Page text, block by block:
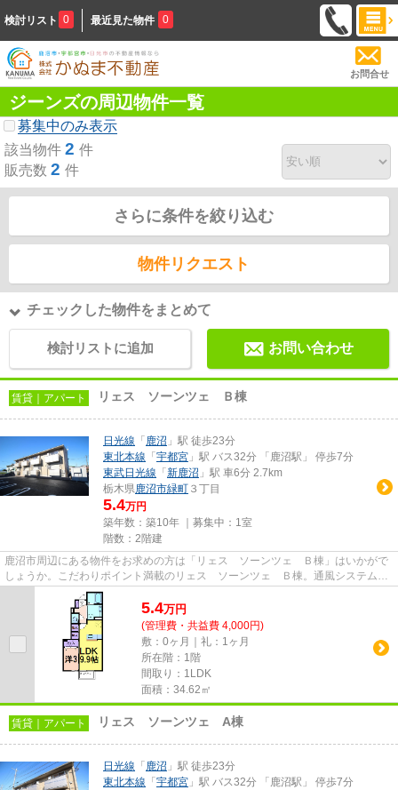
検討リスト 0 最近見た物件 0
お問合せ
ジーンズの周辺物件一覧
募集中のみ表示
該当物件 2 件
販売数 2 件
さらに条件を絞り込む
物件リクエスト
チェックした物件をまとめて
検討リストに追加 お問い合わせ
賃貸｜アパート リェス ソーンツェ Ｂ棟
日光線 「 鹿沼 」駅 徒歩23分
東北本線 「 宇都宮 」駅 バス32分 「鹿沼駅」 停歩7分
東武日光線 「 新鹿沼 」駅 車6分 2.7km
栃木県鹿沼市緑町 ３丁目
5.4万円
築年数：築10年 ｜募集中： 1室
階数：2階建
鹿沼市周辺にある物件をお求めの方は「リェス ソーンツェ Ｂ棟」はいかがで
しょうか。こだわりポイント満載のリェス ソーンツェ Ｂ棟。通風システムが
整った、住環境の良い安心の...
5.4万円
(管理費・共益費 4,000円)
敷：0ヶ月｜礼：1ヶ月
所在階：1階
間取り：1LDK
面積：34.62㎡
賃貸｜アパート リェス ソーンツェ A棟
日光線 「 鹿沼 」駅 徒歩23分
東北本線 「 宇都宮 」駅 バス32分 「鹿沼駅」 停歩7分